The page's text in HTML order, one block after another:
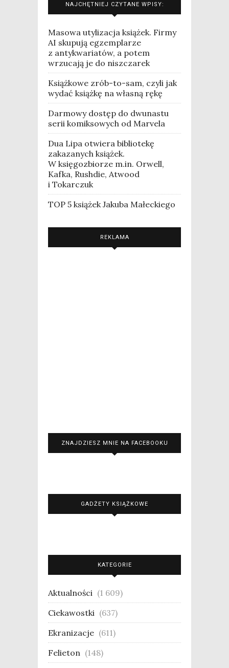
NAJCHĘTNIEJ CZYTANE WPISY:
Masowa utylizacja książek. Firmy
AI skupują egzemplarze
z antykwariatów, a potem
wrzucają je do niszczarek
Książkowe zrób-to-sam, czyli jak
wydać książkę na własną rękę
Darmowy dostęp do dwunastu
serii komiksowych od Marvela
Dua Lipa otwiera bibliotekę
zakazanych książek.
W księgozbiorze m.in. Orwell,
Kafka, Rushdie, Atwood
i Tokarczuk
TOP 5 książek Jakuba Małeckiego
REKLAMA
ZNAJDZIESZ MNIE NA FACEBOOKU
GADŻETY KSIĄŻKOWE
KATEGORIE
Aktualności (1 609)
Ciekawostki (637)
Ekranizacje (611)
Felieton (148)